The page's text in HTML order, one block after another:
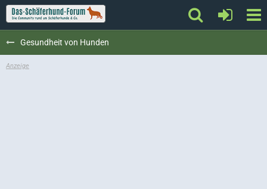
Gesundheit von Hunden